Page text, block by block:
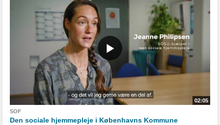
02:05
SOF
Den sociale hjemmepleje i Københavns Kommune